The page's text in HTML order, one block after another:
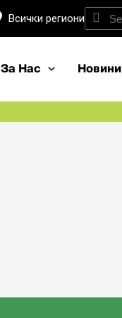
Всички региони
За Нас Новини